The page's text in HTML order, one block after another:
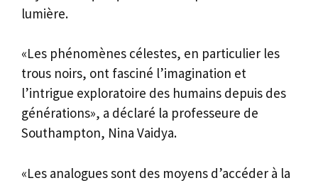
lumière.
«Les phénomènes célestes, en particulier les
trous noirs, ont fasciné l’imagination et
l’intrigue exploratoire des humains depuis des
générations», a déclaré la professeure de
Southampton, Nina Vaidya.
«Les analogues sont des moyens d’accéder à la